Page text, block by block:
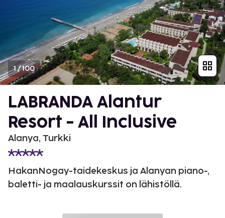
1/100
LABRANDA Alantur
Resort - All Inclusive
Alanya, Turkki
HakanNogay-taidekeskus ja Alanyan piano-,
baletti- ja maalauskurssit on lähistöllä.